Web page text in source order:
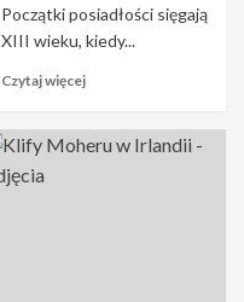
Początki posiadłości sięgają
XIII wieku, kiedy...
Czytaj więcej